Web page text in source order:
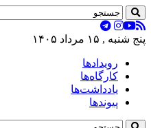
پنج شنبه , ۱۵ مرداد ۱۴۰۵
رویدادها
کارگاه‌ها
یادداشت‌ها
پیوندها